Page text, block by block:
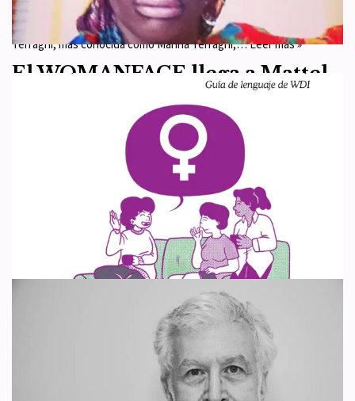
Esta semana se ha publicado en el Boletín Oficial del Estado
italiano (Gazzetta ufficiale) el nombramiento de Marianella Giannina
Terragni, más conocida como Marina Terragni,…Leer más »
El WOMANFACE llega a Mattel.
Monster High: escuela de
transgenerismo
14 de octubre de 2024
Muchas personas creen que las feministas ven amenazas por todas
partes. Nos llaman exageradas, pesadas, conspiranoicas… Según
esas personas, no es cierto que se estén… Leer más »
Las mujeres NO somos
máquinas de gestar
23 de junio de 2024